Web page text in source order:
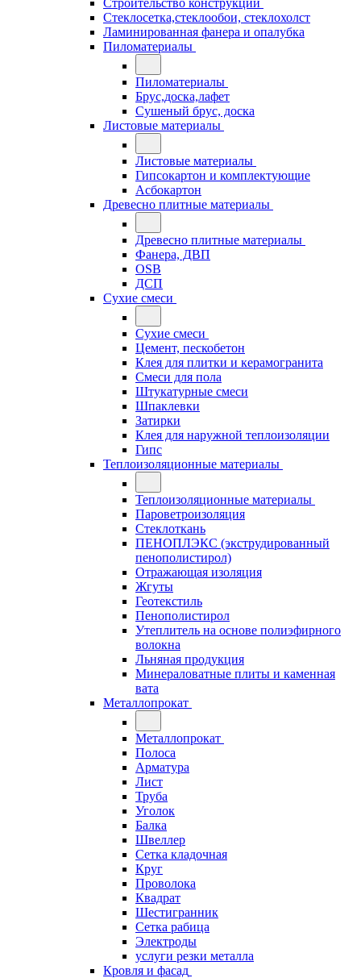
Строительство конструкций
Стеклосетка,стеклообои, стеклохолст
Ламинированная фанера и опалубка
Пиломатериалы
Пиломатериалы
Брус,доска,лафет
Сушеный брус, доска
Листовые материалы
Листовые материалы
Гипсокартон и комплектующие
Асбокартон
Древесно плитные материалы
Древесно плитные материалы
Фанера, ДВП
OSB
ДСП
Сухие смеси
Сухие смеси
Цемент, пескобетон
Клея для плитки и керамогранита
Смеси для пола
Штукатурные смеси
Шпаклевки
Затирки
Клея для наружной теплоизоляции
Гипс
Теплоизоляционные материалы
Теплоизоляционные материалы
Пароветроизоляция
Стеклоткань
ПЕНОПЛЭКС (экструдированный
пенополистирол)
Отражающая изоляция
Жгуты
Геотекстиль
Пенополистирол
Утеплитель на основе полиэфирного
волокна
Льняная продукция
Минераловатные плиты и каменная
вата
Металлопрокат
Металлопрокат
Полоса
Арматура
Лист
Труба
Уголок
Балка
Швеллер
Сетка кладочная
Круг
Проволока
Квадрат
Шестигранник
Сетка рабица
Электроды
услуги резки металла
Кровля и фасад